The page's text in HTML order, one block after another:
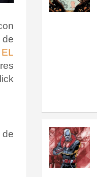
de
EL